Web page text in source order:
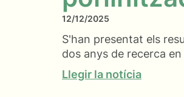
12/12/2025
S'han presentat els
dos anys de recerca
Llegir la notícia